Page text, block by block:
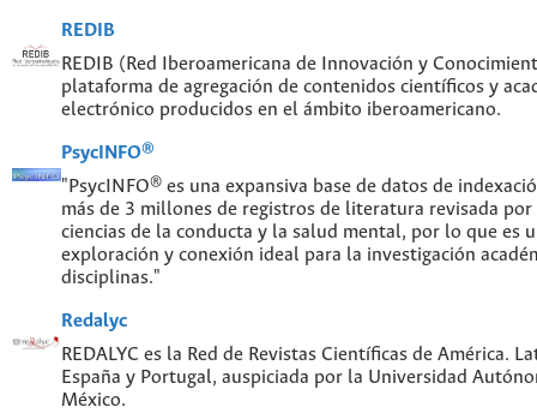
REDIB
REDIB (Red Iberoamericana de Innovación y
plataforma de agregación de contenidos científicos y
electrónico producidos en el ámbito iberoamericano.
PsycINFO®
"PsycINFO® es una expansiva base de datos de
más de 3 millones de registros de literatura revisada por
ciencias de la conducta y la salud mental, por lo que es
exploración y conexión ideal para la investigación
disciplinas."
Redalyc
REDALYC es la Red de Revistas Científicas de América.
España y Portugal, auspiciada por la Universidad
México.